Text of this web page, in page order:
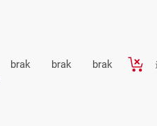
brak brak brak